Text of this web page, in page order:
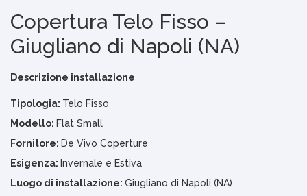
Copertura Telo Fisso –
Giugliano di Napoli (NA)
Descrizione installazione
Tipologia: Telo Fisso
Modello: Flat Small
Fornitore: De Vivo Coperture
Esigenza: Invernale e Estiva
Luogo di installazione: Giugliano di Napoli (NA)